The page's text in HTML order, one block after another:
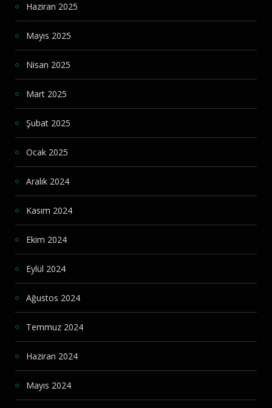
Haziran 2025
Mayıs 2025
Nisan 2025
Mart 2025
Şubat 2025
Ocak 2025
Aralık 2024
Kasım 2024
Ekim 2024
Eylül 2024
Ağustos 2024
Temmuz 2024
Haziran 2024
Mayıs 2024